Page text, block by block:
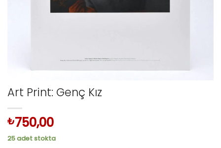
Art Print: Genç Kız
₺750,00
25 adet stokta